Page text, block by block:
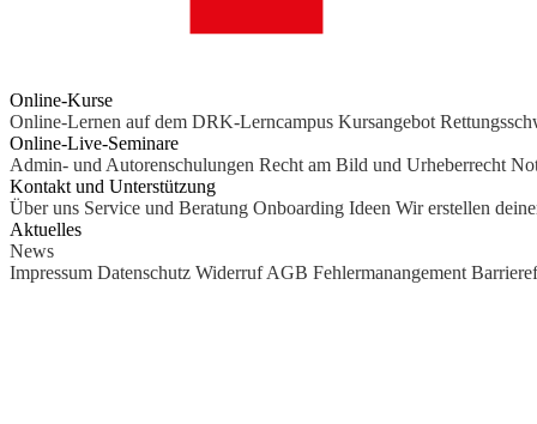
Online-Kurse
Online-Lernen auf dem DRK-Lerncampus Kursangebot
Online-Live-Seminare
Admin- und Autorenschulungen Recht am Bild und Urheberrecht
Kontakt und Unterstützung
Über uns Service und Beratung Onboarding Ideen Wir erstellen
Aktuelles
News
Impressum Datenschutz Widerruf AGB Fehlermanangement